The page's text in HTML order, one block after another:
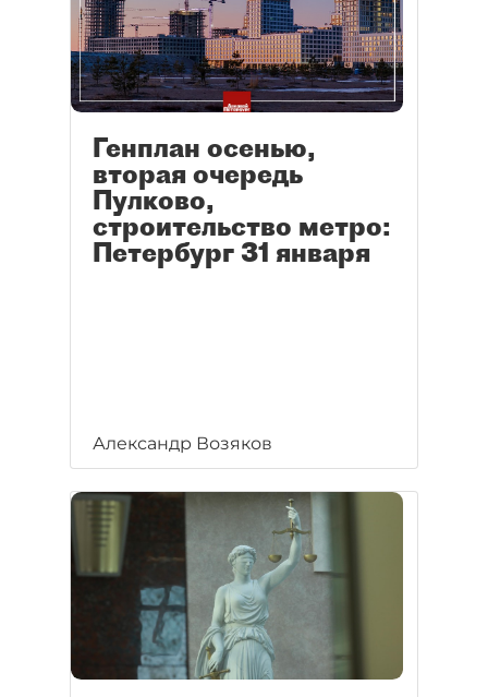
Генплан осенью,
вторая очередь
Пулково,
строительство метро:
Петербург 31 января
Александр Возяков